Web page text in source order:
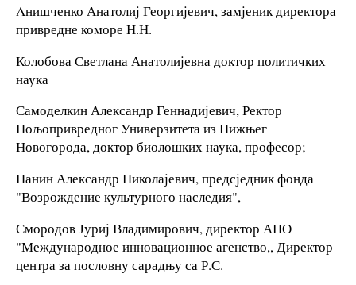
Aнишченко Анатолиј Георгијевич, замјеник директора
привредне коморе Н.Н.
Колобова Светлана Анатолијевна доктор политичких
наука
Самоделкин Александр Геннадијевич, Ректор
Пољопривредног Универзитета из Нижњег
Новогорода, доктор биолошких наука, професор;
Панин Александр Николајевич, предсједник фонда
"Возрождение культурного наследия",
Смородов Јуриј Владимирович, директор АНО
"Международное инновационное агенство,, Директор
центра за пословну сарадњу са Р.С.